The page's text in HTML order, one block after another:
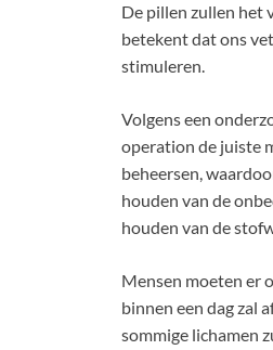
De pillen zullen het
betekent dat ons
stimuleren.
Volgens een
operation de juiste
beheersen,
houden van de
houden van de
Mensen moeten er
binnen een dag zal
sommige lichamen